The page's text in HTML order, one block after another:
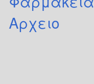
Αρχειο